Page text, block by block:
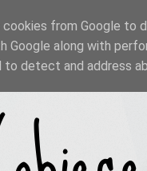
from Google to
Google along with
detect and address